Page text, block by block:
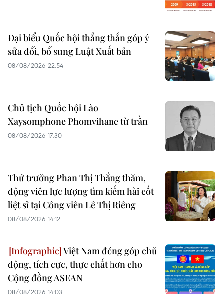
Đại biểu Quốc hội thẳng thắn góp ý
sửa đổi, bổ sung Luật Xuất bản
08/08/2026 22:54
Chủ tịch Quốc hội Lào
Xaysomphone Phomvihane từ trần
08/08/2026 17:30
Thứ trưởng Phan Thị Thắng thăm,
động viên lực lượng tìm kiếm hài cốt
liệt sĩ tại Công viên Lê Thị Riêng
08/08/2026 14:12
Việt Nam đóng góp chủ
động, tích cực, thực chất hơn cho
Cộng đồng ASEAN
08/08/2026 14:03